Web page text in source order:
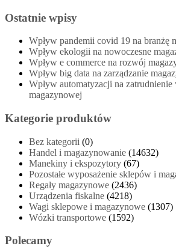
Ostatnie wpisy
Wpływ pandemii covid 19 na branżę
Wpływ ekologii na nowoczesne
Wpływ e commerce na rozwój
Wpływ big data na zarządzanie
Wpływ automatyzacji na zatrudnienie
magazynowej
Kategorie produktów
Bez kategorii (0)
Handel i magazynowanie (14632)
Manekiny i ekspozytory (67)
Pozostałe wyposażenie sklepów i
Regały magazynowe (2436)
Urządzenia fiskalne (4218)
Wagi sklepowe i magazynowe (1307)
Wózki transportowe (1592)
Polecamy